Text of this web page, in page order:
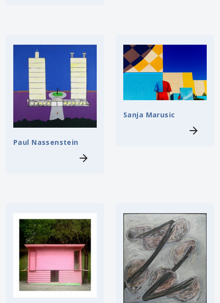
Paul Nassenstein
Sanja Marusic